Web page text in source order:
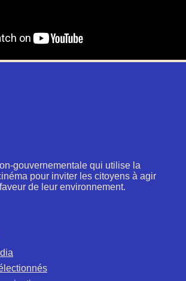
gouvernementale qui utilise la
pour inviter les citoyens à agir
de leur environnement.